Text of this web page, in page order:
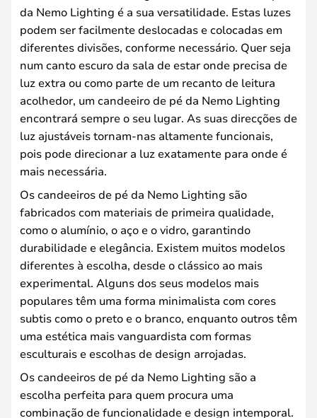
da Nemo Lighting é a sua versatilidade. Estas luzes
podem ser facilmente deslocadas e colocadas em
diferentes divisões, conforme necessário. Quer seja
num canto escuro da sala de estar onde precisa de
luz extra ou como parte de um recanto de leitura
acolhedor, um candeeiro de pé da Nemo Lighting
encontrará sempre o seu lugar. As suas direcções de
luz ajustáveis tornam-nas altamente funcionais,
pois pode direcionar a luz exatamente para onde é
mais necessária.
Os candeeiros de pé da Nemo Lighting são
fabricados com materiais de primeira qualidade,
como o alumínio, o aço e o vidro, garantindo
durabilidade e elegância. Existem muitos modelos
diferentes à escolha, desde o clássico ao mais
experimental. Alguns dos seus modelos mais
populares têm uma forma minimalista com cores
subtis como o preto e o branco, enquanto outros têm
uma estética mais vanguardista com formas
esculturais e escolhas de design arrojadas.
Os candeeiros de pé da Nemo Lighting são a
escolha perfeita para quem procura uma
combinação de funcionalidade e design intemporal.